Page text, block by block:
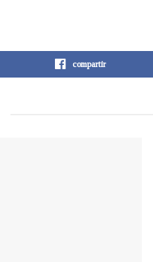
compartir